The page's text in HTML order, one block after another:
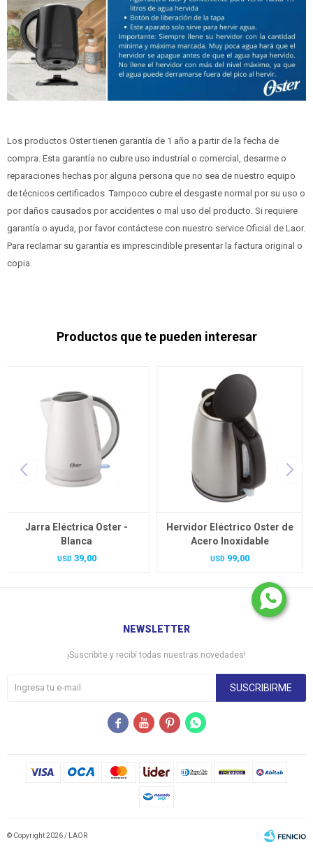
Los productos Oster tienen garantía de 1 año a partir de la fecha de
compra. Esta garantía no cubre uso industrial o comercial, desarme o
reparaciones hechas por alguna persona que no sea de nuestro equipo
de técnicos certificados. Tampoco cubre el desgaste normal por su uso o
por daños causados por accidentes o mal uso del producto. Si requiere
garantía o ayuda, por favor contáctese con nuestro service Oficial de Laor.
Para reclamar su garantía es imprescindible presentar la factura original o
copia.
Productos que te pueden interesar
Jarra Eléctrica Oster -
Blanca
USD 39,00
Hervidor Eléctrico Oster de
Acero Inoxidable
USD 99,00
NEWSLETTER
¡Suscribite y recibí todas nuestras novedades!
SUSCRIBIRME
   
© Copyright 2026 / LAOR